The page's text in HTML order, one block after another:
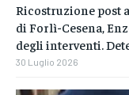
Ricostruzione post
di Forlì-Cesena,
degli interventi.
30 Luglio 2026